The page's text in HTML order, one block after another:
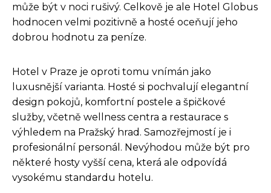
může být v noci rušivý. Celkově je ale Hotel Globus
hodnocen velmi pozitivně a hosté oceňují jeho
dobrou hodnotu za peníze.
Hotel v Praze je oproti tomu vnímán jako
luxusnější varianta. Hosté si pochvalují elegantní
design pokojů, komfortní postele a špičkové
služby, včetně wellness centra a restaurace s
výhledem na Pražský hrad. Samozřejmostí je i
profesionální personál. Nevýhodou může být pro
některé hosty vyšší cena, která ale odpovídá
vysokému standardu hotelu.